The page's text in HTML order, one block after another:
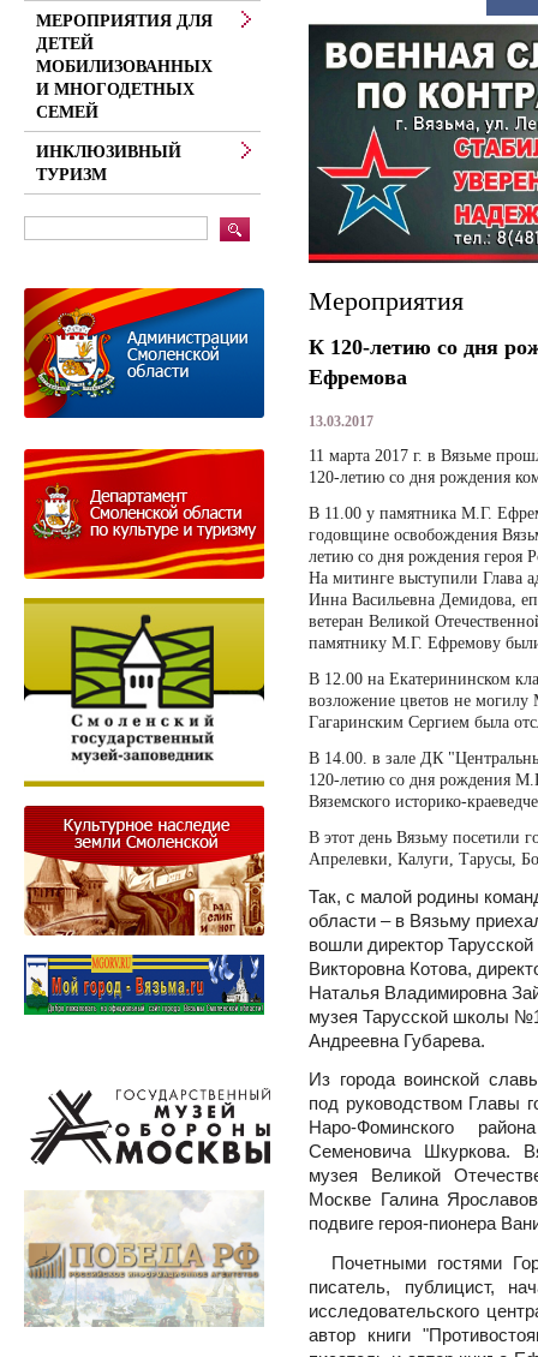
Мероприятия
К 120-летию со дня
Ефремова
13.03.2017
11 марта 2017 г. в Вязьме
120-летию со дня рождения
В 11.00 у памятника М.Г.
годовщине освобождения
летию со дня рождения героя
На митинге выступили Глава
Инна Васильевна Демидова,
ветеран Великой
памятнику М.Г. Ефремову
В 12.00 на Екатерининском
возложение цветов не
Гагаринским Сергием была
В 14.00. в зале ДК
120-летию со дня рождения
Вяземского историко-
В этот день Вязьму посетили
Апрелевки, Калуги, Тарусы,
Так, с малой родины
области – в Вязьму
вошли директор
Викторовна Котова,
Наталья Владимировна
музея Тарусской школы
Андреевна Губарева.
Из города воинской
под руководством Главы
Наро-Фоминского
Семеновича Шкуркова.
музея Великой
Москве Галина
подвиге героя-пионера
Почетными гостями
писатель, публицист,
исследовательского
автор книги
МЕРОПРИЯТИЯ ДЛЯ
ДЕТЕЙ
МОБИЛИЗОВАННЫХ
И МНОГОДЕТНЫХ
СЕМЕЙ
ИНКЛЮЗИВНЫЙ
ТУРИЗМ